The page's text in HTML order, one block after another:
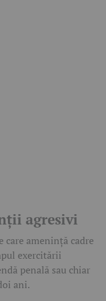
agresivi
care amenință cadre
exercitării
penală sau chiar
ani.